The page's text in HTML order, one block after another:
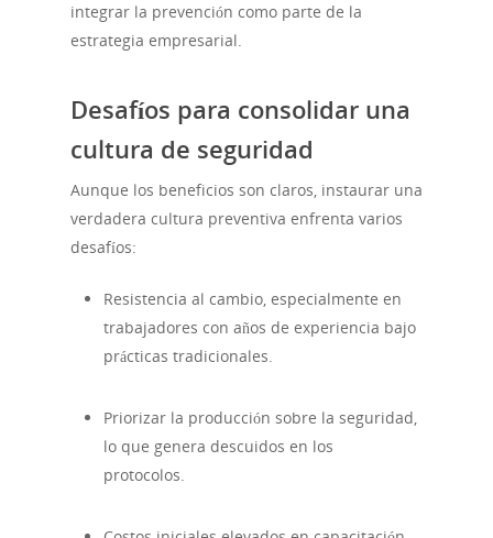
integrar la prevención como parte de la
estrategia empresarial.
Desafíos para consolidar una
cultura de seguridad
Aunque los beneficios son claros, instaurar una
verdadera cultura preventiva enfrenta varios
desafíos:
Resistencia al cambio, especialmente en
trabajadores con años de experiencia bajo
prácticas tradicionales.
Priorizar la producción sobre la seguridad,
lo que genera descuidos en los
protocolos.